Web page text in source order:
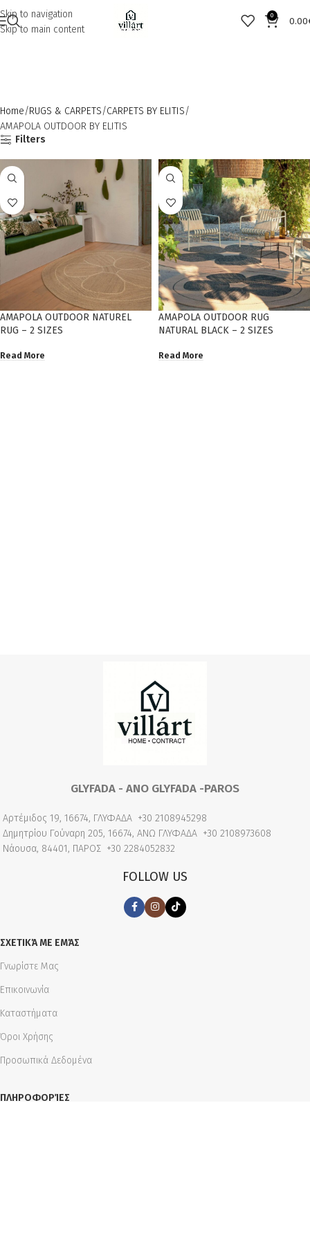
Skip to navigation
Skip to main content
0
0.00
Home RUGS & CARPETS CARPETS BY ELITIS
AMAPOLA OUTDOOR BY ELITIS
Filters
AMAPOLA OUTDOOR NATUREL
RUG – 2 SIZES
Read More
AMAPOLA OUTDOOR RUG
NATURAL BLACK – 2 SIZES
Read More
GLYFADA - ANO GLYFADA -PAROS
Αρτέμιδος 19, 16674, ΓΛΥΦΑΔΑ +30 2108945298
Δημητρίου Γούναρη 205, 16674, ΑΝΩ ΓΛΥΦΑΔΑ +30 2108973608
Νάουσα, 84401, ΠΑΡΟΣ +30 2284052832
FOLLOW US
ΣΧΕΤΙΚΆ ΜΕ ΕΜΆΣ
Γνωρίστε Μας
Επικοινωνία
Καταστήματα
Όροι Χρήσης
Προσωπικά Δεδομένα
ΠΛΗΡΟΦΟΡΊΕΣ